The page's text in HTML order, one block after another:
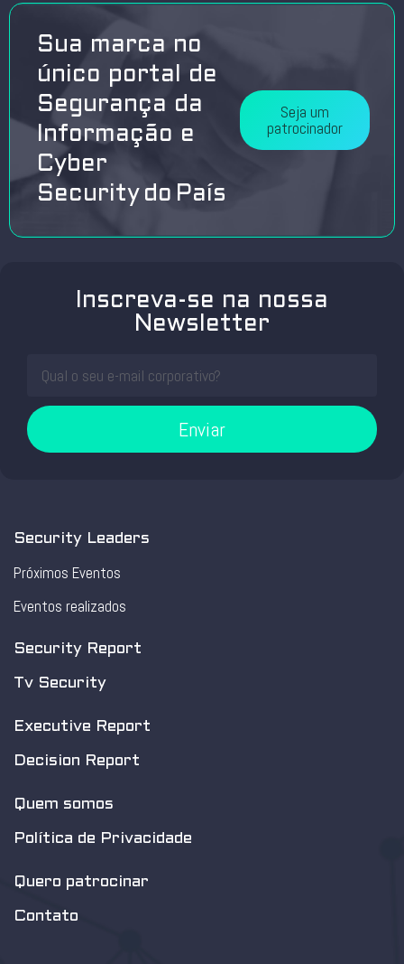
Sua marca no
único portal de
Segurança da
Informação e
Cyber
Security do País
Seja um
patrocinador
Inscreva-se na nossa
Newsletter
Enviar
Security Leaders
Próximos Eventos
Eventos realizados
Security Report
Tv Security
Executive Report
Decision Report
Quem somos
Política de Privacidade
Quero patrocinar
Contato